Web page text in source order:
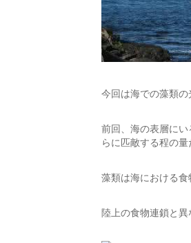
今回は海での藻類の
前回、海の表層に
らに匹敵する程の量
藻類は海における食
陸上の食物連鎖と異